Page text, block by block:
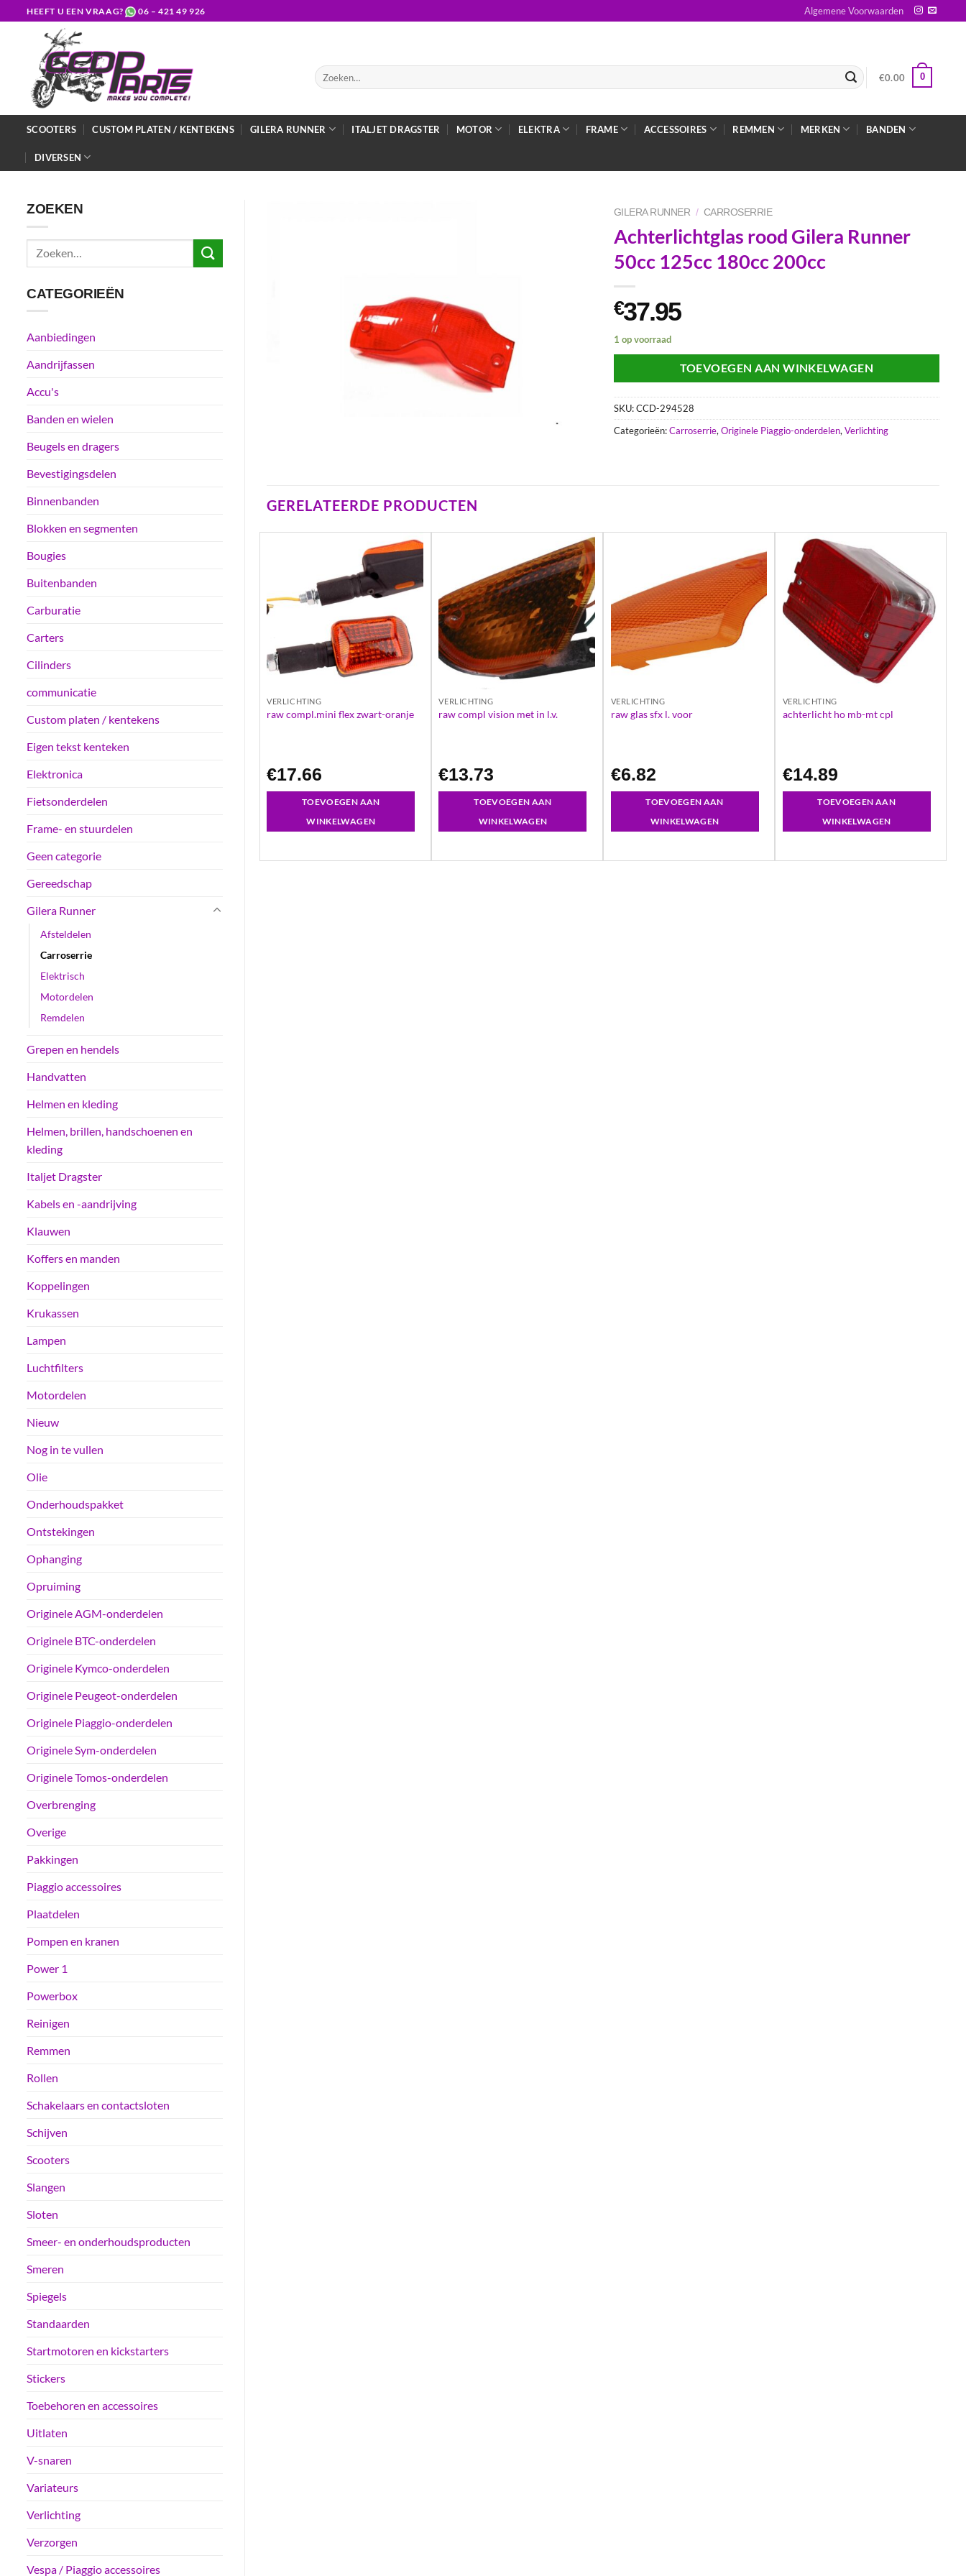
naar
HEEFT U EEN VRAAG? 06 – 421 49 926 Algemene Voorwaarden
Zoeken
naar:
€0.00 0
SCOOTERS CUSTOM PLATEN / KENTEKENS GILERA RUNNER ITALJET DRAGSTER MOTOR ELEKTRA FRAME ACCESSOIRES REMMEN MERKEN BANDEN
DIVERSEN
ZOEKEN
Zoeken
CATEGORIEËN
Aanbiedingen
Aandrijfassen
Accu's
Banden en wielen
Beugels en dragers
Bevestigingsdelen
Binnenbanden
Blokken en segmenten
Bougies
Buitenbanden
Carburatie
Carters
Cilinders
communicatie
Custom platen / kentekens
Eigen tekst kenteken
Elektronica
Fietsonderdelen
Frame- en stuurdelen
Geen categorie
Gereedschap
Gilera Runner
Afsteldelen
Carroserrie
Elektrisch
Motordelen
Remdelen
Grepen en hendels
Handvatten
Helmen en kleding
Helmen, brillen, handschoenen en
kleding
Italjet Dragster
Kabels en -aandrijving
Klauwen
Koffers en manden
Koppelingen
Krukassen
Lampen
Luchtfilters
Motordelen
Nieuw
Nog in te vullen
Olie
Onderhoudspakket
Ontstekingen
Ophanging
Opruiming
Originele AGM-onderdelen
Originele BTC-onderdelen
Originele Kymco-onderdelen
Originele Peugeot-onderdelen
Originele Piaggio-onderdelen
Originele Sym-onderdelen
Originele Tomos-onderdelen
Overbrenging
Overige
Pakkingen
Piaggio accessoires
Plaatdelen
Pompen en kranen
Power 1
Powerbox
Reinigen
Remmen
Rollen
Schakelaars en contactsloten
Schijven
Scooters
Slangen
Sloten
Smeer- en onderhoudsproducten
Smeren
Spiegels
Standaarden
Startmotoren en kickstarters
Stickers
Toebehoren en accessoires
Uitlaten
V-snaren
Variateurs
Verlichting
Verzorgen
Vespa / Piaggio accessoires
GILERA RUNNER / CARROSERRIE
Achterlichtglas rood Gilera Runner
50cc 125cc 180cc 200cc
€37.95
1 op voorraad
TOEVOEGEN AAN WINKELWAGEN
SKU:CCD-294528
Categorieën:Carroserrie,Originele Piaggio-onderdelen,Verlichting
GERELATEERDE PRODUCTEN
VERLICHTING
raw compl.mini flex zwart-oranje
€17.66
TOEVOEGEN AAN
WINKELWAGEN
VERLICHTING
raw compl vision met in l.v.
€13.73
TOEVOEGEN AAN
WINKELWAGEN
VERLICHTING
raw glas sfx l. voor
€6.82
TOEVOEGEN AAN
WINKELWAGEN
VERLICHTING
achterlicht ho mb-mt cpl
€14.89
TOEVOEGEN AAN
WINKELWAGEN
AAN
achterlicht imi lexus neo’s